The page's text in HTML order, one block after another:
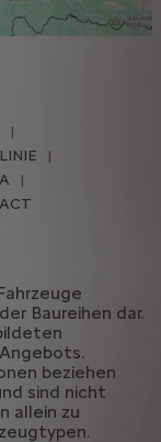
Baureihen dar.
beziehen
sind nicht
allein zu